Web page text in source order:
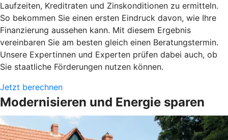
Laufzeiten, Kreditraten und Zinskonditionen zu ermitteln.
So bekommen Sie einen ersten Eindruck davon, wie Ihre
Finanzierung aussehen kann. Mit diesem Ergebnis
vereinbaren Sie am besten gleich einen Beratungstermin.
Unsere Expertinnen und Experten prüfen dabei auch, ob
Sie staatliche Förderungen nutzen können.
Jetzt berechnen
Modernisieren und Energie sparen